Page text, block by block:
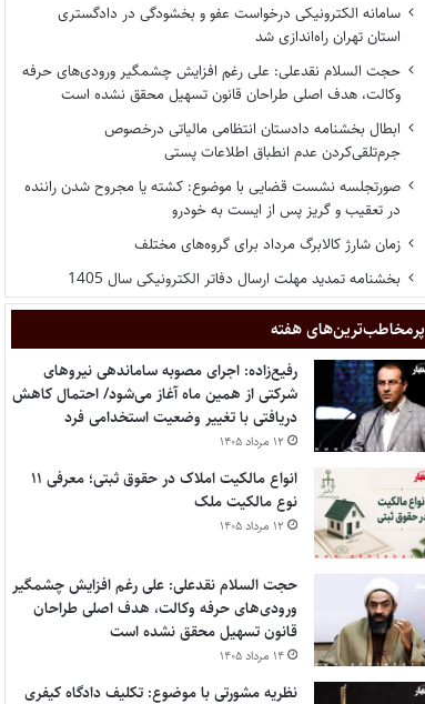
سامانه الکترونیکی درخواست عفو و بخشودگی در دادگستری
استان تهران راه‌اندازی شد
حجت السلام نقدعلی: علی رغم افزایش چشمگیر ورودی‌های حرفه
وکالت، هدف اصلی طراحان قانون تسهیل محقق نشده است
ابطال بخشنامه دادستان انتظامی مالیاتی درخصوص
جرم‌تلقی‌کردن عدم انطباق اطلاعات پستی
صورتجلسه نشست قضایی با موضوع: کشته یا مجروح شدن راننده
در تعقیب و گریز پس از ایست به خودرو
زمان شارژ کالابرگ مرداد برای گروه‌های مختلف
بخشنامه تمدید مهلت ارسال دفاتر الکترونیکی سال 1405
پر‌مخاطب‌ترین‌های هفته
رفیع‌زاده: اجرای مصوبه ساماندهی نیروهای
شرکتی از همین ماه آغاز می‌شود/ احتمال کاهش
دریافتی با تغییر وضعیت استخدامی فرد
۱۲ مرداد ۱۴۰۵
انواع مالکیت املاک در حقوق ثبتی؛ معرفی ۱۱
نوع مالکیت ملک
۱۲ مرداد ۱۴۰۵
حجت السلام نقدعلی: علی رغم افزایش چشمگیر
ورودی‌های حرفه وکالت، هدف اصلی طراحان
قانون تسهیل محقق نشده است
۱۴ مرداد ۱۴۰۵
نظریه مشورتی با موضوع: تکلیف دادگاه کیفری